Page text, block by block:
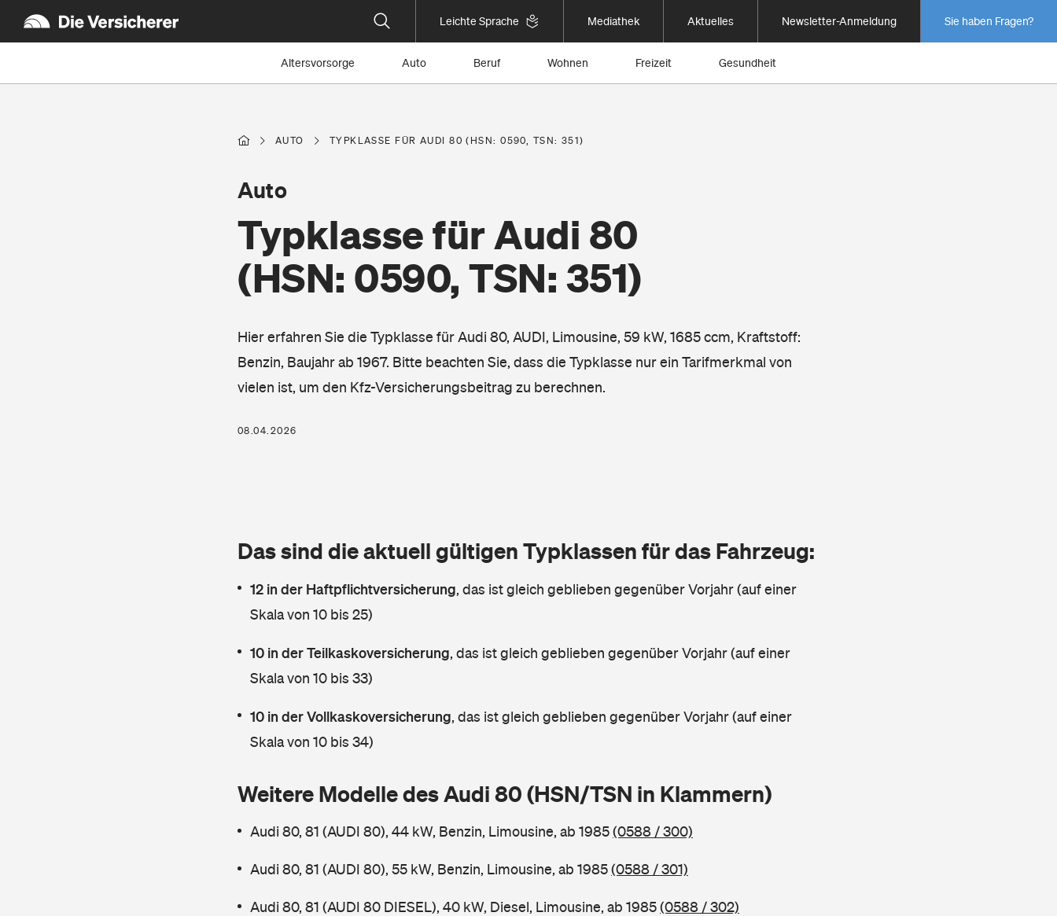
Leichte Sprache Mediathek Aktuelles Newsletter-Anmeldung Sie haben Fragen?
Altersvorsorge Auto Beruf Wohnen Freizeit Gesundheit
AUTO TYPKLASSE FÜR AUDI 80 (HSN: 0590, TSN: 351)
Typklasse für Audi 80
(HSN: 0590, TSN: 351)
Auto
Hier erfahren Sie die Typklasse für Audi 80, AUDI, Limousine, 59 kW, 1685 ccm, Kraftstoff:
Benzin, Baujahr ab 1967. Bitte beachten Sie, dass die Typklasse nur ein Tarifmerkmal von
vielen ist, um den Kfz-Versicherungsbeitrag zu berechnen.
08.04.2026
Das sind die aktuell gültigen Typklassen für das Fahrzeug:
12 in der Haftpflichtversicherung, das ist gleich geblieben gegenüber Vorjahr (auf einer
Skala von 10 bis 25)
10 in der Teilkaskoversicherung, das ist gleich geblieben gegenüber Vorjahr (auf einer
Skala von 10 bis 33)
10 in der Vollkaskoversicherung, das ist gleich geblieben gegenüber Vorjahr (auf einer
Skala von 10 bis 34)
Weitere Modelle des Audi 80 (HSN/TSN in Klammern)
Audi 80, 81 (AUDI 80), 44 kW, Benzin, Limousine, ab 1985(0588 / 300)
Audi 80, 81 (AUDI 80), 55 kW, Benzin, Limousine, ab 1985(0588 / 301)
Audi 80, 81 (AUDI 80 DIESEL), 40 kW, Diesel, Limousine, ab 1985(0588 / 302)